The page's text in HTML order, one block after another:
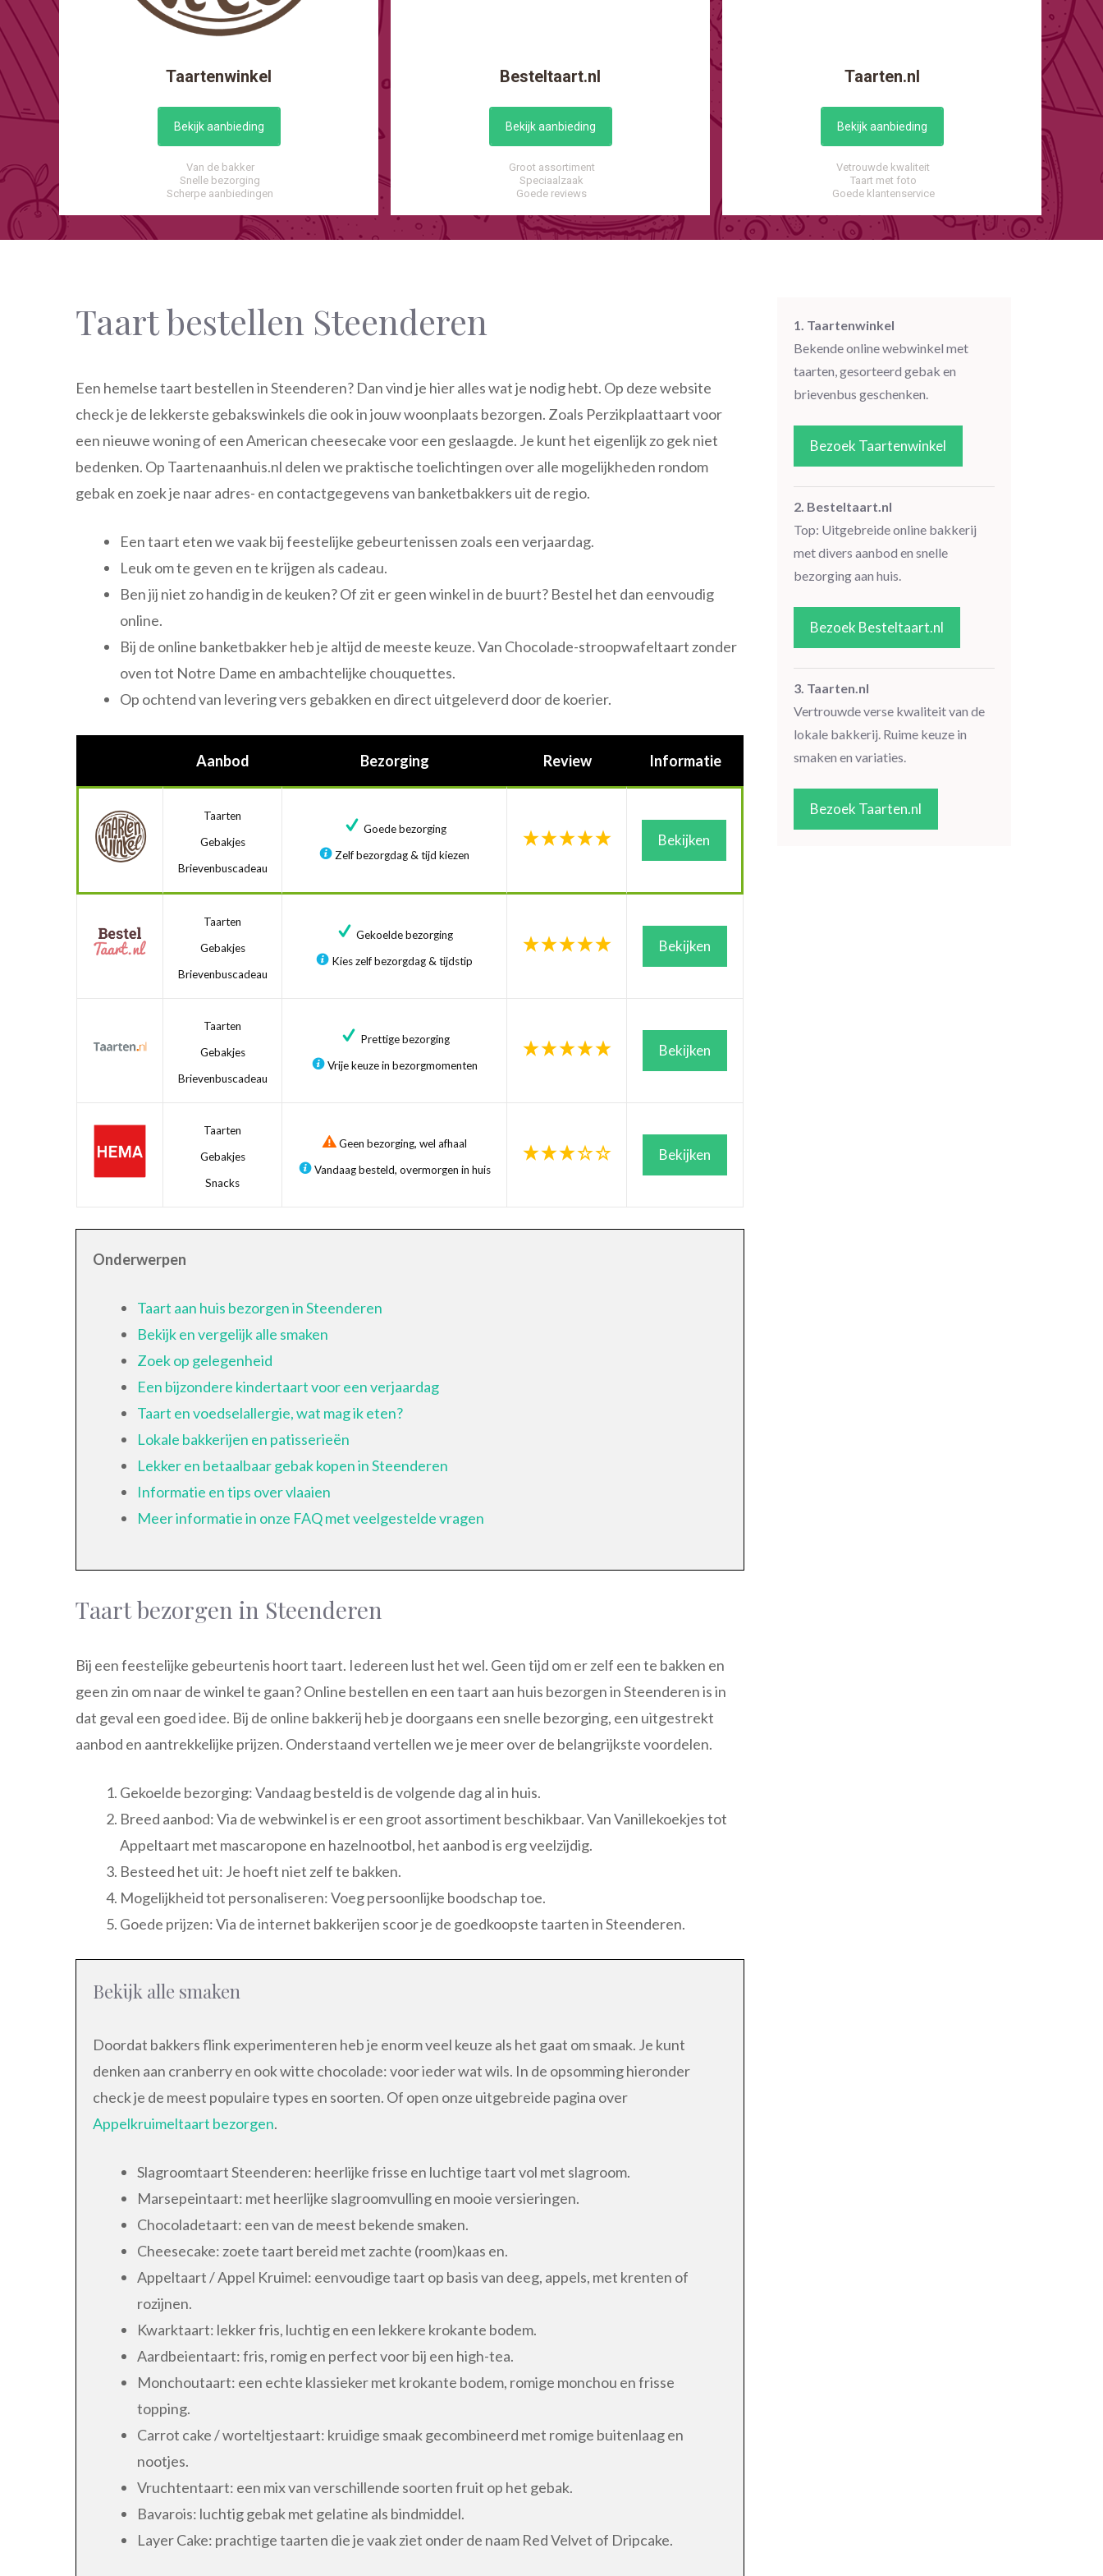
Taartenwinkel
Bekijk aanbieding
Van de bakker
Snelle bezorging
Scherpe aanbiedingen
Besteltaart.nl
Bekijk aanbieding
Groot assortiment
Speciaalzaak
Goede reviews
Taarten.nl
Bekijk aanbieding
Vetrouwde kwaliteit
Taart met foto
Goede klantenservice
Taart bestellen Steenderen
Een hemelse taart bestellen in Steenderen? Dan vind je hier alles wat je nodig hebt. Op deze website
check je de lekkerste gebakswinkels die ook in jouw woonplaats bezorgen. Zoals Perzikplaattaart voor
een nieuwe woning of een American cheesecake voor een geslaagde. Je kunt het eigenlijk zo gek niet
bedenken. Op Taartenaanhuis.nl delen we praktische toelichtingen over alle mogelijkheden rondom
gebak en zoek je naar adres- en contactgegevens van banketbakkers uit de regio.
Een taart eten we vaak bij feestelijke gebeurtenissen zoals een verjaardag.
Leuk om te geven en te krijgen als cadeau.
Ben jij niet zo handig in de keuken? Of zit er geen winkel in de buurt? Bestel het dan eenvoudig
online.
Bij de online banketbakker heb je altijd de meeste keuze. Van Chocolade-stroopwafeltaart zonder
oven tot Notre Dame en ambachtelijke chouquettes.
Op ochtend van levering vers gebakken en direct uitgeleverd door de koerier.
Aanbod Bezorging Review Informatie
Taarten
Gebakjes
Brievenbuscadeau
Goede bezorging
Zelf bezorgdag & tijd kiezen
Bekijken
Taarten
Gebakjes
Brievenbuscadeau
Gekoelde bezorging
Kies zelf bezorgdag & tijdstip
Bekijken
Taarten
Gebakjes
Brievenbuscadeau
Prettige bezorging
Vrije keuze in bezorgmomenten
Bekijken
Taarten
Gebakjes
Snacks
Geen bezorging, wel afhaal
Vandaag besteld, overmorgen in huis
Bekijken
Onderwerpen
Taart aan huis bezorgen in Steenderen
Bekijk en vergelijk alle smaken
Zoek op gelegenheid
Een bijzondere kindertaart voor een verjaardag
Taart en voedselallergie, wat mag ik eten?
Lokale bakkerijen en patisserieën
Lekker en betaalbaar gebak kopen in Steenderen
Informatie en tips over vlaaien
Meer informatie in onze FAQ met veelgestelde vragen
Taart bezorgen in Steenderen
Bij een feestelijke gebeurtenis hoort taart. Iedereen lust het wel. Geen tijd om er zelf een te bakken en
geen zin om naar de winkel te gaan? Online bestellen en een taart aan huis bezorgen in Steenderen is in
dat geval een goed idee. Bij de online bakkerij heb je doorgaans een snelle bezorging, een uitgestrekt
aanbod en aantrekkelijke prijzen. Onderstaand vertellen we je meer over de belangrijkste voordelen.
Gekoelde bezorging: Vandaag besteld is de volgende dag al in huis.
Breed aanbod: Via de webwinkel is er een groot assortiment beschikbaar. Van Vanillekoekjes tot
Appeltaart met mascaropone en hazelnootbol, het aanbod is erg veelzijdig.
Besteed het uit: Je hoeft niet zelf te bakken.
Mogelijkheid tot personaliseren: Voeg persoonlijke boodschap toe.
Goede prijzen: Via de internet bakkerijen scoor je de goedkoopste taarten in Steenderen.
Bekijk alle smaken
Doordat bakkers flink experimenteren heb je enorm veel keuze als het gaat om smaak. Je kunt
denken aan cranberry en ook witte chocolade: voor ieder wat wils. In de opsomming hieronder
check je de meest populaire types en soorten. Of open onze uitgebreide pagina over
Appelkruimeltaart bezorgen.
Slagroomtaart Steenderen: heerlijke frisse en luchtige taart vol met slagroom.
Marsepeintaart: met heerlijke slagroomvulling en mooie versieringen.
Chocoladetaart: een van de meest bekende smaken.
Cheesecake: zoete taart bereid met zachte (room)kaas en.
Appeltaart / Appel Kruimel: eenvoudige taart op basis van deeg, appels, met krenten of
rozijnen.
Kwarktaart: lekker fris, luchtig en een lekkere krokante bodem.
Aardbeientaart: fris, romig en perfect voor bij een high-tea.
Monchoutaart: een echte klassieker met krokante bodem, romige monchou en frisse
topping.
Carrot cake / worteltjestaart: kruidige smaak gecombineerd met romige buitenlaag en
nootjes.
Vruchtentaart: een mix van verschillende soorten fruit op het gebak.
Bavarois: luchtig gebak met gelatine als bindmiddel.
Layer Cake: prachtige taarten die je vaak ziet onder de naam Red Velvet of Dripcake.
1. Taartenwinkel
Bekende online webwinkel met
taarten, gesorteerd gebak en
brievenbus geschenken.
Bezoek Taartenwinkel
2. Besteltaart.nl
Top: Uitgebreide online bakkerij
met divers aanbod en snelle
bezorging aan huis.
Bezoek Besteltaart.nl
3. Taarten.nl
Vertrouwde verse kwaliteit van de
lokale bakkerij. Ruime keuze in
smaken en variaties.
Bezoek Taarten.nl